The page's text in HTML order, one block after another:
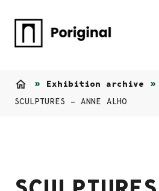
Exhibition archive
SCULPTURES – ANNE ALHO